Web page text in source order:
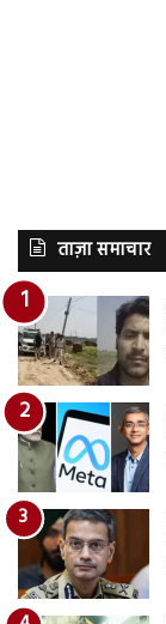
ताज़ा समाचार